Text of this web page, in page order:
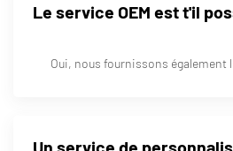
Le service OEM est t'il
Oui, nous fournissons également